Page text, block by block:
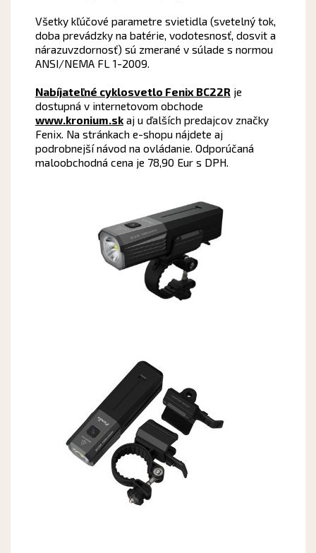
Všetky kľúčové parametre svietidla (svetelný tok,
doba prevádzky na batérie, vodotesnosť, dosvit a
nárazuvzdornosť) sú zmerané v súlade s normou
ANSI/NEMA FL 1-2009.
Nabíjateľné cyklosvetlo Fenix BC22R je
dostupná v internetovom obchode
www.kronium.skaj u ďalších predajcov značky
Fenix. Na stránkach e-shopu nájdete aj
podrobnejší návod na ovládanie. Odporúčaná
maloobchodná cena je 78,90 Eur s DPH.